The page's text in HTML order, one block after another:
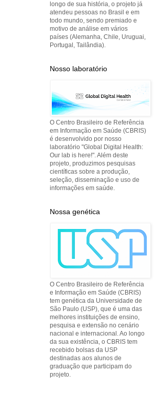
longo de sua história, o projeto já
atendeu pessoas no Brasil e em
todo mundo, sendo premiado e
motivo de análise em vários
países (Alemanha, Chile, Uruguai,
Portugal, Tailândia).
Nosso laboratório
O Centro Brasileiro de Referência
em Informação em Saúde (CBRIS)
é desenvolvido por nosso
laboratório "Global Digital Health:
Our lab is here!". Além deste
projeto, produzimos pesquisas
científicas sobre a produção,
seleção, disseminação e uso de
informações em saúde.
Nossa genética
O Centro Brasileiro de Referência
e Informação em Saúde (CBRIS)
tem genética da Universidade de
São Paulo (USP), que é uma das
melhores instituições de ensino,
pesquisa e extensão no cenário
nacional e internacional. Ao longo
da sua existência, o CBRIS tem
recebido bolsas da USP
destinadas aos alunos de
graduação que participam do
projeto.